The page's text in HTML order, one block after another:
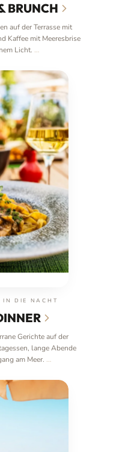
BRUNCH
auf der Terrasse mit
Kaffee mit Meeresbrise
Licht. …
IN DIE NACHT
Gerichte auf der
lange Abende
am Meer. …